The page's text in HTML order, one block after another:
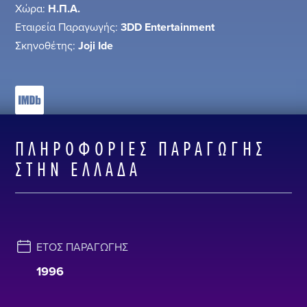
Χώρα: Η.Π.Α.
Εταιρεία Παραγωγής: 3DD Entertainment
Σκηνοθέτης: Joji Ide
ΠΛΗΡΟΦΟΡΊΕΣ ΠΑΡΑΓΩΓΉΣ
ΣΤΗΝ ΕΛΛΆΔΑ
ΈΤΟΣ ΠΑΡΑΓΩΓΉΣ
1996